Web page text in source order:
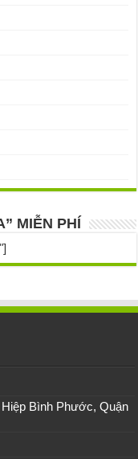
MIỄN PHÍ
Bình Phước, Quận